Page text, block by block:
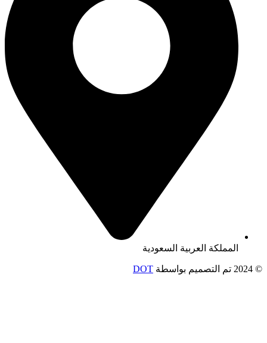
المملكة العربية السعودية
© 2024 تم التصميم بواسطة DOT